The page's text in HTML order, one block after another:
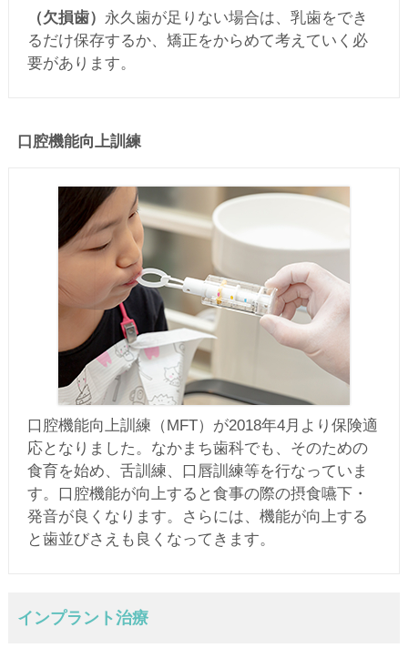
（欠損歯） 永久歯が足りない場合は、乳歯をでき
るだけ保存するか、矯正をからめて考えていく必
要があります。
口腔機能向上訓練
口腔機能向上訓練（MFT）が2018年4月より保険適
応となりました。なかまち歯科でも、そのための
食育を始め、舌訓練、口唇訓練等を行なっていま
す。口腔機能が向上すると食事の際の摂食嚥下・
発音が良くなります。さらには、機能が向上する
と歯並びさえも良くなってきます。
インプラント治療